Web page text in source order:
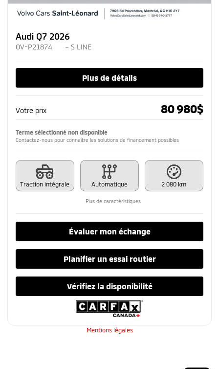
Audi Q7 2026
OV-P21874 – S LINE
Plus de détails
Votre prix 80 980$
Terme sélectionné non disponible
Contactez-nous pour connaître les solutions de financement possibles
Traction intégrale Automatique 2 080 km
Plus de caractéristiques
Évaluer mon échange
Planifier un essai routier
Vérifiez la disponibilité
Mentions légales